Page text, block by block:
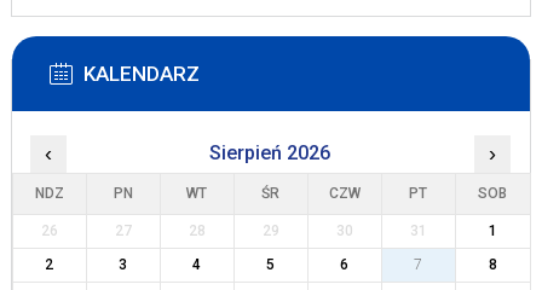
KALENDARZ
‹ Sierpień 2026 ›
NDZ PN WT ŚR CZW PT SOB
26 27 28 29 30 31
1
2
3 4 5 6 7
8